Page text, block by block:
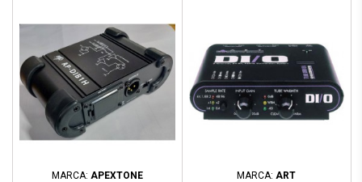
MARCA: APEXTONE MARCA: ART